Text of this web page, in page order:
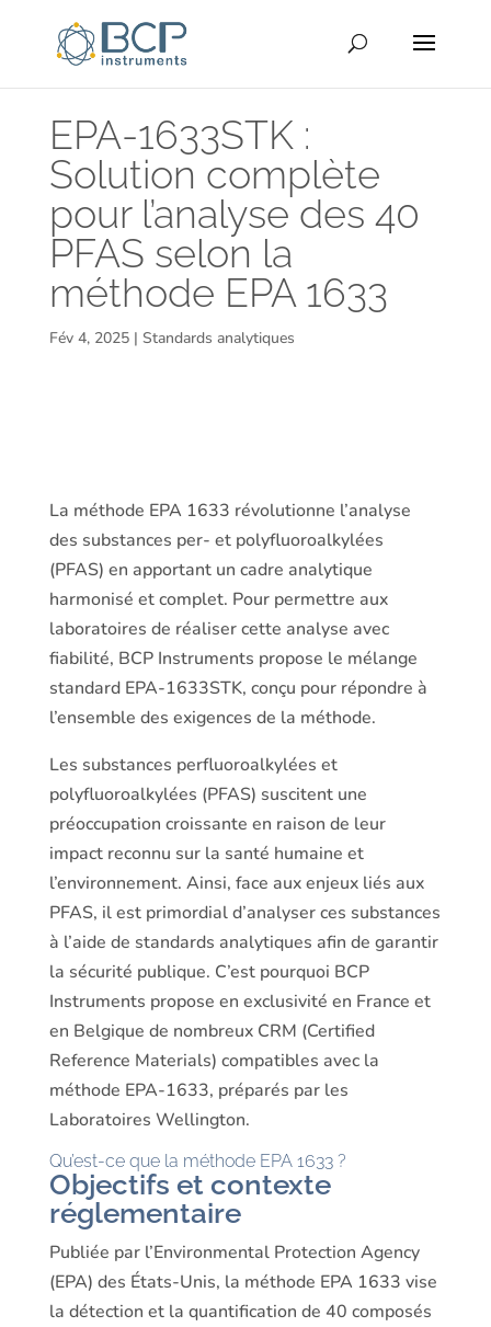
EPA-1633STK :
Solution complète
pour l’analyse des 40
PFAS selon la
méthode EPA 1633
Fév 4, 2025| Standards analytiques
La méthode EPA 1633 révolutionne l’analyse
des substances per- et polyfluoroalkylées
(PFAS) en apportant un cadre analytique
harmonisé et complet. Pour permettre aux
laboratoires de réaliser cette analyse avec
fiabilité, BCP Instruments propose le mélange
standard EPA-1633STK, conçu pour répondre à
l’ensemble des exigences de la méthode.
Les substances perfluoroalkylées et
polyfluoroalkylées (PFAS) suscitent une
préoccupation croissante en raison de leur
impact reconnu sur la santé humaine et
l’environnement. Ainsi, face aux enjeux liés aux
PFAS, il est primordial d’analyser ces substances
à l’aide de standards analytiques afin de garantir
la sécurité publique. C’est pourquoi BCP
Instruments propose en exclusivité en France et
en Belgique de nombreux CRM (Certified
Reference Materials) compatibles avec la
méthode EPA-1633, préparés par les
Laboratoires Wellington.
Qu’est-ce que la méthode EPA 1633 ?
Objectifs et contexte
réglementaire
Publiée par l’Environmental Protection Agency
(EPA) des États-Unis, la méthode EPA 1633 vise
la détection et la quantification de 40 composés